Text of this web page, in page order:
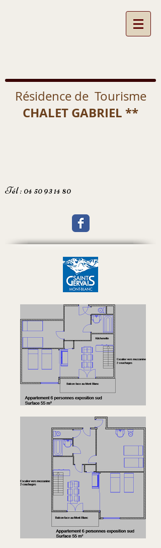
Résidence de Tourisme
CHALET GABRIEL **
Tél : 04 50 93 14 80